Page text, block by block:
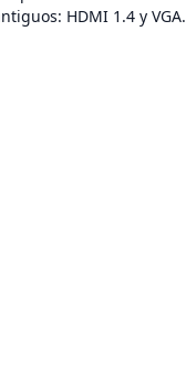
HDMI 1.4 y VGA.